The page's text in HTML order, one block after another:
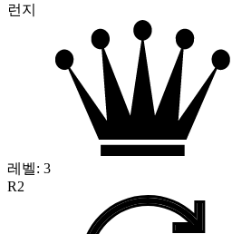
런지
레벨: 3
R2